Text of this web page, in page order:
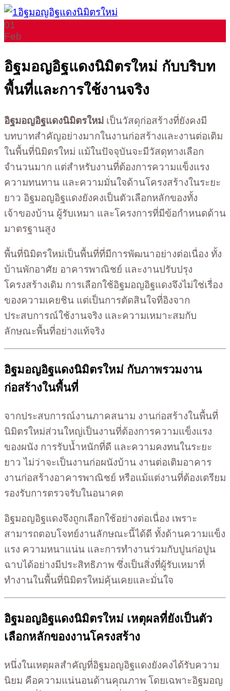
01
Feb
อิฐมอญอิฐแดงนิมิตรใหม่ กับบริบท
พื้นที่และการใช้งานจริง
อิฐมอญอิฐแดงนิมิตรใหม่ เป็นวัสดุก่อสร้างที่ยังคงมี
บทบาทสำคัญอย่างมากในงานก่อสร้างและงานต่อเติม
ในพื้นที่นิมิตรใหม่ แม้ในปัจจุบันจะมีวัสดุทางเลือก
จำนวนมาก แต่สำหรับงานที่ต้องการความแข็งแรง
ความทนทาน และความมั่นใจด้านโครงสร้างในระยะ
ยาว อิฐมอญอิฐแดงยังคงเป็นตัวเลือกหลักของทั้ง
เจ้าของบ้าน ผู้รับเหมา และโครงการที่มีข้อกำหนดด้าน
มาตรฐานสูง
พื้นที่นิมิตรใหม่เป็นพื้นที่ที่มีการพัฒนาอย่างต่อเนื่อง ทั้ง
บ้านพักอาศัย อาคารพาณิชย์ และงานปรับปรุง
โครงสร้างเดิม การเลือกใช้อิฐมอญอิฐแดงจึงไม่ใช่เรื่อง
ของความเคยชิน แต่เป็นการตัดสินใจที่อิงจาก
ประสบการณ์ใช้งานจริง และความเหมาะสมกับ
ลักษณะพื้นที่อย่างแท้จริง
อิฐมอญอิฐแดงนิมิตรใหม่ กับภาพรวมงาน
ก่อสร้างในพื้นที่
จากประสบการณ์งานภาคสนาม งานก่อสร้างในพื้นที่
นิมิตรใหม่ส่วนใหญ่เป็นงานที่ต้องการความแข็งแรง
ของผนัง การรับน้ำหนักที่ดี และความคงทนในระยะ
ยาว ไม่ว่าจะเป็นงานก่อผนังบ้าน งานต่อเติมอาคาร
งานก่อสร้างอาคารพาณิชย์ หรือแม้แต่งานที่ต้องเตรียม
รองรับการตรวจรับในอนาคต
อิฐมอญอิฐแดงจึงถูกเลือกใช้อย่างต่อเนื่อง เพราะ
สามารถตอบโจทย์งานลักษณะนี้ได้ดี ทั้งด้านความแข็ง
แรง ความหนาแน่น และการทำงานร่วมกับปูนก่อปูน
ฉาบได้อย่างมีประสิทธิภาพ ซึ่งเป็นสิ่งที่ผู้รับเหมาที่
ทำงานในพื้นที่นิมิตรใหม่คุ้นเคยและมั่นใจ
อิฐมอญอิฐแดงนิมิตรใหม่ เหตุผลที่ยังเป็นตัว
เลือกหลักของงานโครงสร้าง
หนึ่งในเหตุผลสำคัญที่อิฐมอญอิฐแดงยังคงได้รับความ
นิยม คือความแน่นอนด้านคุณภาพ โดยเฉพาะอิฐมอญ